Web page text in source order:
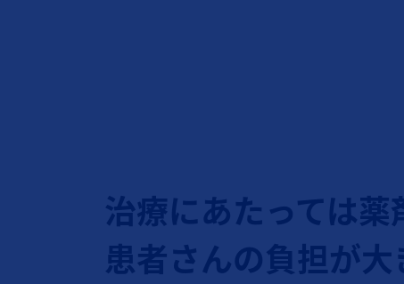
治療にあたっては薬
患者さんの負担が